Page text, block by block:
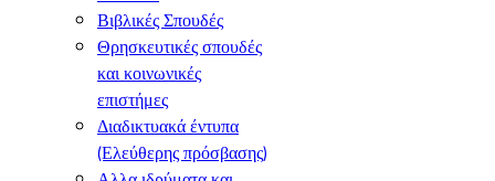
Βιβλικές Σπουδές
Θρησκευτικές σπουδές
και κοινωνικές
επιστήμες
Διαδικτυακά έντυπα
(Ελεύθερης πρόσβασης)